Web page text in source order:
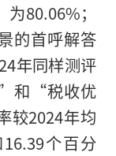
80.06%；
的首呼解答
年同样测评
和“税收优
较2024年均
个百分